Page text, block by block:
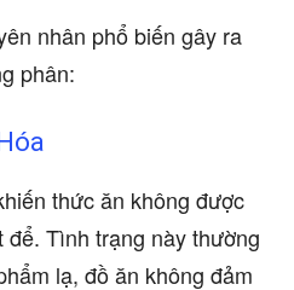
nhân phổ biến gây ra
phân:
thức ăn không được
Tình trạng này thường
lạ, đồ ăn không đảm